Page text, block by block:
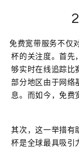
免费宽带服务不仅
杯的关注度。首先
够实时在线追踪比
部分地区由于网络
息。而如今，免费
其次，这一举措有
杯是全球最具吸引